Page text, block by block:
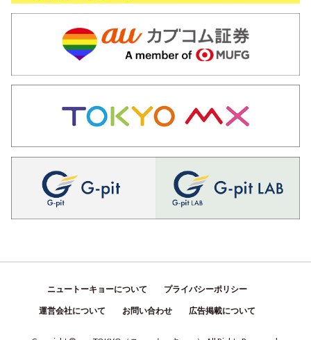
ニュートーキョーについて プライバシーポリシー
運営会社について お問い合わせ 広告掲載について